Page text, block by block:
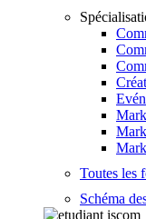
Toutes les
Schéma